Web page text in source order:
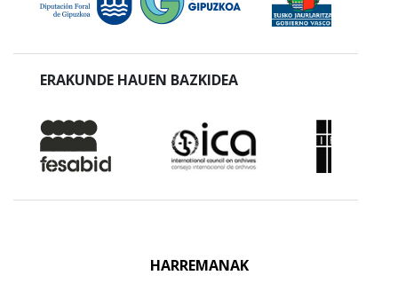
ERAKUNDE HAUEN BAZKIDEA
HARREMANAK